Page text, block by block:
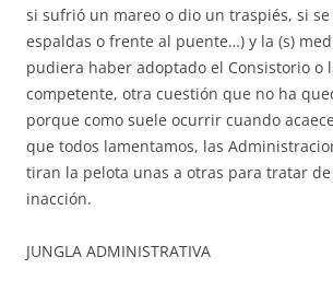
si sufrió un mareo o dio un traspiés, si se
espaldas o frente al puente…) y la (s)
pudiera haber adoptado el Consistorio o
competente, otra cuestión que no ha
porque como suele ocurrir cuando
que todos lamentamos, las
tiran la pelota unas a otras para tratar
inacción.
JUNGLA ADMINISTRATIVA